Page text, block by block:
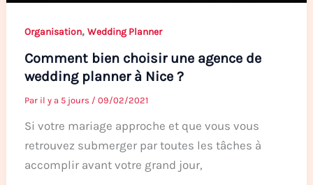
Organisation, Wedding Planner
Comment bien choisir une agence de
wedding planner à Nice ?
Par il y a 5 jours / 09/02/2021
Si votre mariage approche et que vous vous
retrouvez submerger par toutes les tâches à
accomplir avant votre grand jour,